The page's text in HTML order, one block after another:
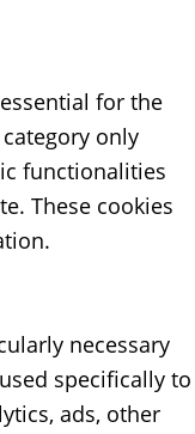
for the
only
functionalities
These cookies
necessary
specifically to
ads, other